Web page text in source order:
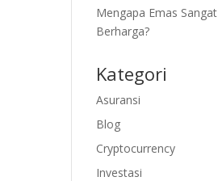
Mengapa Emas Sangat
Berharga?
Kategori
Asuransi
Blog
Cryptocurrency
Investasi